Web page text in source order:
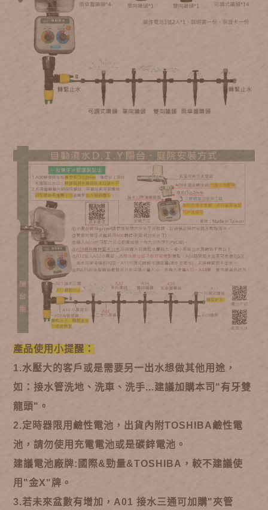
產品使用小提醒：
1.水壓大的客戶或是需要另一出水想做其他用途，
如：接水管洗地、洗車、洗手...建議加購本司"有牙雙
龍頭"。
2.定時器限用鹼性電池，出貨內附TOSHIBA鹼性電
池，請勿使用充電電池或是碳鋅電池。
建議電池廠牌:國際&勁量&TOSHIBA，較不建議使
用"金X"牌。
3.若未來盆數有增加，A01 接水三通可加購"夾管